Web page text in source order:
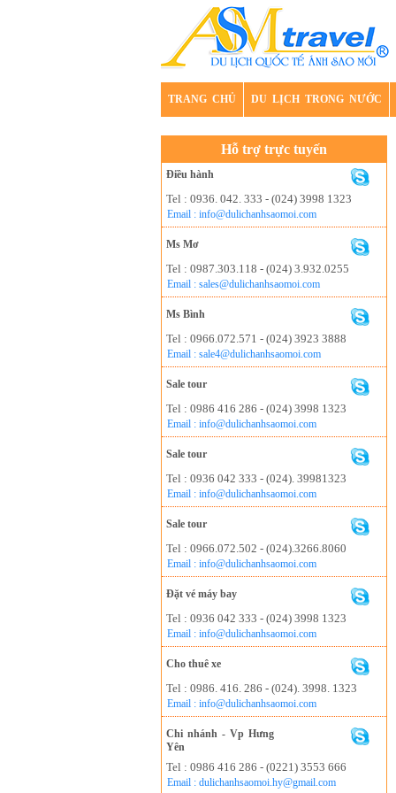
TRANG CHỦ DU LỊCH TRONG NƯỚC
Hỗ trợ trực tuyến
Điều hành
Tel : 0936. 042. 333 - (024) 3998 1323
Email : info@dulichanhsaomoi.com
Ms Mơ
Tel : 0987.303.118 - (024) 3.932.0255
Email : sales@dulichanhsaomoi.com
Ms Bình
Tel : 0966.072.571 - (024) 3923 3888
Email : sale4@dulichanhsaomoi.com
Sale tour
Tel : 0986 416 286 - (024) 3998 1323
Email : info@dulichanhsaomoi.com
Sale tour
Tel : 0936 042 333 - (024). 39981323
Email : info@dulichanhsaomoi.com
Sale tour
Tel : 0966.072.502 - (024).3266.8060
Email : info@dulichanhsaomoi.com
Đặt vé máy bay
Tel : 0936 042 333 - (024) 3998 1323
Email : info@dulichanhsaomoi.com
Cho thuê xe
Tel : 0986. 416. 286 - (024). 3998. 1323
Email : info@dulichanhsaomoi.com
Chi nhánh - Vp Hưng
Yên
Tel : 0986 416 286 - (0221) 3553 666
Email : dulichanhsaomoi.hy@gmail.com